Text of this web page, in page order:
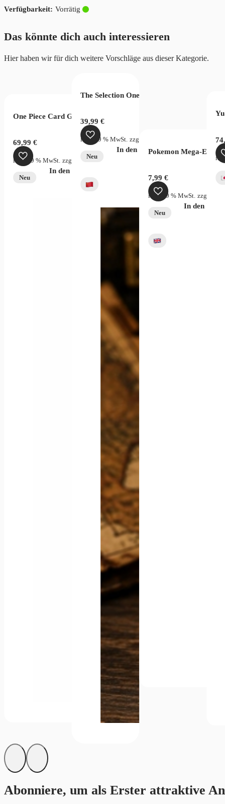
Menge
Vorrätig
Das könnte dich auch interessieren
Hier haben wir für dich weitere Vorschläge aus dieser Kategorie.
Versandkosten
One Piece Card Game Two Legends OPC08 Display Chinese
69,99€
inkl. 19 % MwSt. zzgl. Versandkosten
In den Warenkorb
Neu
The Selection One Piece Wanted Bag
39,99€
inkl. 19 % MwSt. zzgl.
In den Warenkorb
Neu
Pokemon Mega-
7,99 €
inkl. 19 % MwSt. zzgl.
In den
Neu
Abonniere, um als Erster attraktive